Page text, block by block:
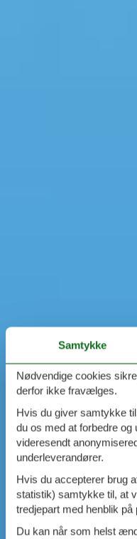
Samtykke
Nødvendige cookies
derfor ikke fravælges.
Hvis du giver samtykke
du os med at forbedre og
videresendt
underleverandører.
Hvis du accepterer brug
statistik) samtykke til, at
tredjepart med henblik
Du kan når som helst